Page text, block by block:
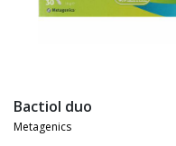
bactiol duo
metagenics